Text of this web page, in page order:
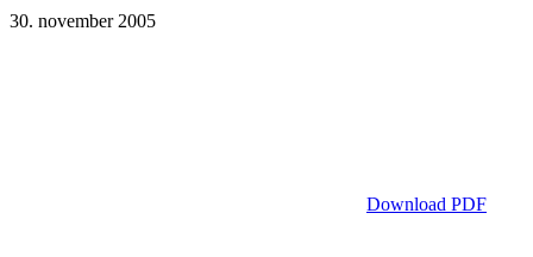
30. november 2005
Download PDF